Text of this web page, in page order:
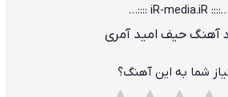
…:::: iR-media.iR ::::…
آهنگ حیف امید آمری
شما به این آهنگ؟